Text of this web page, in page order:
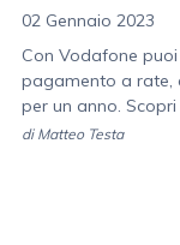
02 Gennaio 2023
Con Vodafone
pagamento a rate,
per un anno.
di Matteo Testa